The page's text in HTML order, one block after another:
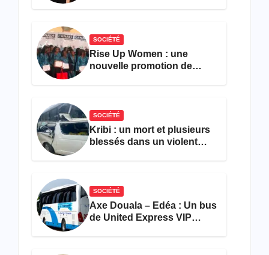
SOCIÉTÉ
Rise Up Women : une
nouvelle promotion de
SOCIÉTÉ
Kribi : un mort et plusieurs
blessés dans un violent
SOCIÉTÉ
Axe Douala – Edéa : Un bus
de United Express VIP